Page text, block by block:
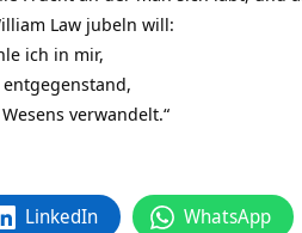
Law jubeln will:
ich in mir,
verwandelt.“
LinkedIn WhatsApp